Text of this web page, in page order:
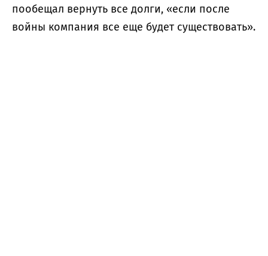
пообещал вернуть все долги, «если после
войны компания все еще будет существовать».